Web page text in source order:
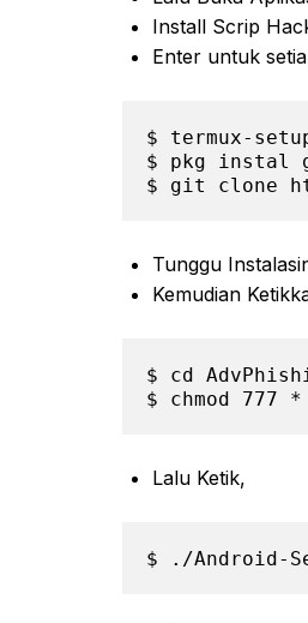
Install Scrip
Enter untuk
$ termux-
$ pkg instal
$ git clone
Tunggu
Kemudian
$ cd
$ chmod 777 *
Lalu Ketik,
$ ./Android-